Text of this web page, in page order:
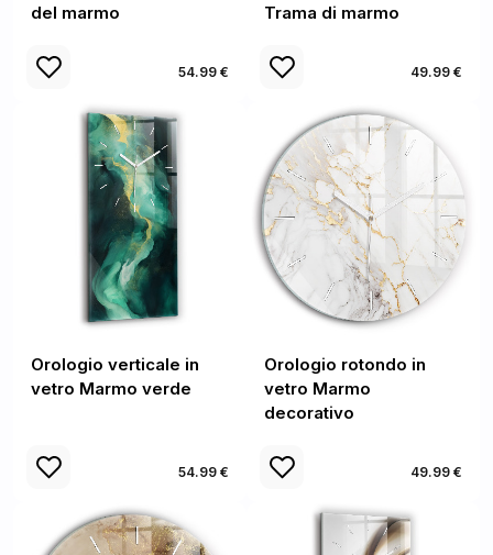
del marmo
54.99 €
Trama di marmo
49.99 €
Orologio verticale in
vetro Marmo verde
54.99 €
Orologio rotondo in
vetro Marmo
decorativo
49.99 €